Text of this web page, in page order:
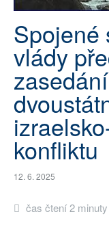
PLNÁ VERZE
Spojené
vlády
konfliktu
12. 6. 2025
čas čtení 2 minuty